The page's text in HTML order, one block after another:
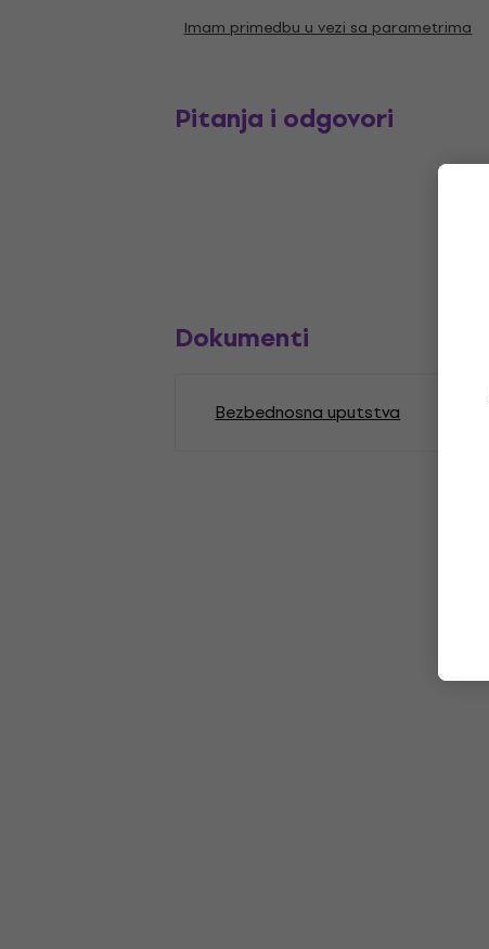
Imam primedbu u vezi sa parametrima
Pitanja i odgovori
Dokumenti
Bezbednosna uputstva